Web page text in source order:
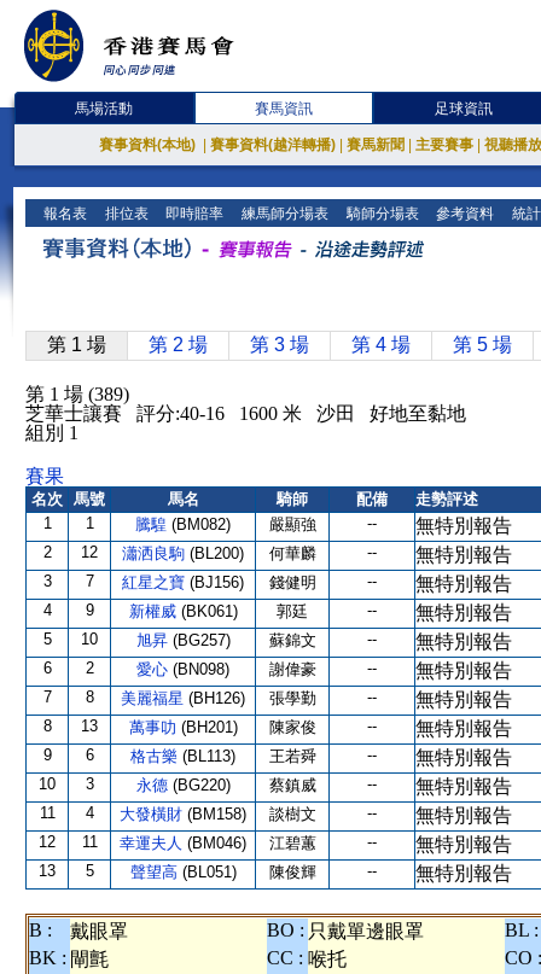
馬場活動 賽馬資訊 足球資訊
賽事資料(本地) 賽事資料(越洋轉播) 賽馬新聞 主要賽事 視聽播
報名表 排位表 即時賠率 練馬師分場表 騎師分場表 參考資料 統
第 1 場 第 2 場 第 3 場 第 4 場 第 5 場
第 1 場 (389)
芝華士讓賽 評分:40-16 1600 米 沙田 好地至黏地
組別 1
賽果
名次 馬號 馬名 騎師 配備
走勢評述
1
1 騰騜 (BM082) 嚴顯強 -- 無特別報告
2 12 瀟洒良駒 (BL200) 何華麟 -- 無特別報告
3 7 紅星之寶 (BJ156) 錢健明 -- 無特別報告
4 9 新權威 (BK061) 郭廷 -- 無特別報告
5 10 旭昇 (BG257) 蘇錦文 -- 無特別報告
6 2 愛心 (BN098) 謝偉豪 -- 無特別報告
7 8 美麗福星 (BH126) 張學勤 -- 無特別報告
8 13 萬事叻 (BH201) 陳家俊 -- 無特別報告
9 6 格古樂 (BL113) 王若舜 -- 無特別報告
10 3 永德 (BG220) 蔡鎮威 -- 無特別報告
11 4 大發橫財 (BM158) 談樹文 -- 無特別報告
12 11 幸運夫人 (BM046) 江碧蕙 -- 無特別報告
13 5 聲望高 (BL051) 陳俊輝 -- 無特別報告
B : 戴眼罩 BO : 只戴單邊眼罩
BL :
BK : 閘氈 CC : 喉托
CO :